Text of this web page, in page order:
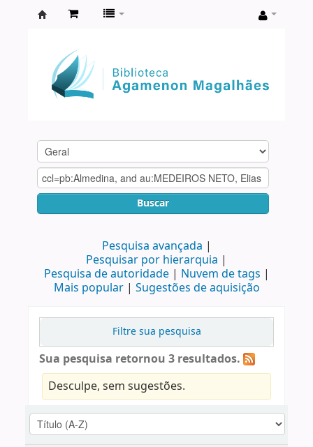
Agamenon
Magalhães
Buscar
Pesquisa avançada
Pesquisar por hierarquia
Pesquisa de autoridade
Nuvem de tags
Mais popular
Sugestões de aquisição
Filtre sua pesquisa
Sua pesquisa retornou 3 resultados.
Desculpe, sem sugestões.